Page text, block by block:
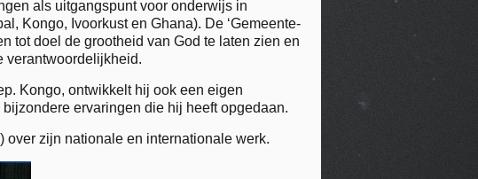
als uitgangspunt voor onderwijs in
Kongo, Ivoorkust en Ghana). De ‘Gemeente-
tot doel de grootheid van God te laten zien en
verantwoordelijkheid.
Kongo, ontwikkelt hij ook een eigen
ervaringen die hij heeft opgedaan.
over zijn nationale en internationale werk.